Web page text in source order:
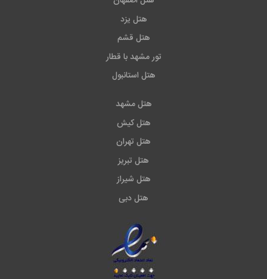
هتل یزد
هتل قشم
تور مشهد با قطار
هتل استانبول
هتل مشهد
هتل کیش
هتل تهران
هتل تبریز
هتل شیراز
هتل دبی